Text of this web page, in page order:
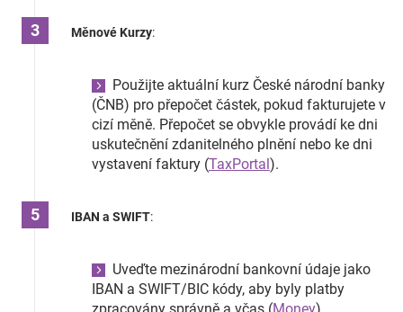
Měnové Kurzy:
Použijte aktuální kurz České národní banky
(ČNB) pro přepočet částek, pokud fakturujete v
cizí měně. Přepočet se obvykle provádí ke dni
uskutečnění zdanitelného plnění nebo ke dni
vystavení faktury​ (TaxPortal )​.
IBAN a SWIFT:
Uveďte mezinárodní bankovní údaje jako
IBAN a SWIFT/BIC kódy, aby byly platby